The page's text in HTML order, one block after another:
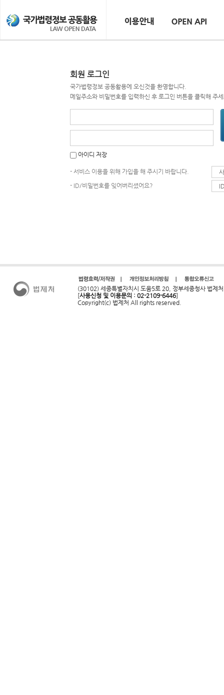
회원 로그인
국가법령정보 공동활용에 오신것을 환영합니다.
메일주소와 비밀번호를 입력하신 후 로그인 버튼을 클릭해 주
아이디 저장
- 서비스 이용을 위해 가입을 해 주시기 바랍니다.
- ID/비밀번호를 잊어버리셨어요?
(30102) 세종특별자치시 도움5로 20, 정부세종청사 법제처
[사용신청 및 이용문의 : 02-2109-6446]
Copyright(c) 법제처 All rights reserved.